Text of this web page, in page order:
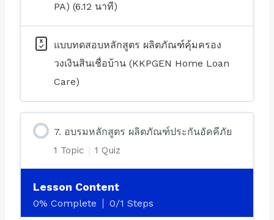
PA) (6.12 นาที)
แบบทดสอบหลักสูตร ผลิตภัณฑ์คุ้มครอง
วงเงินสินเชื่อบ้าน (KKPGEN Home Loan
Care)
7. อบรมหลักสูตร ผลิตภัณฑ์ประกันอัคคีภัย
1 Topic 1 Quiz
Lesson Content
0% Complete 0/1 Steps